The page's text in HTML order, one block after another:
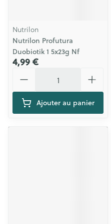
Nutrilon
Nutrilon Profutura
Duobiotik 1 5x23g Nf
4,99 €
Ajouter au panier